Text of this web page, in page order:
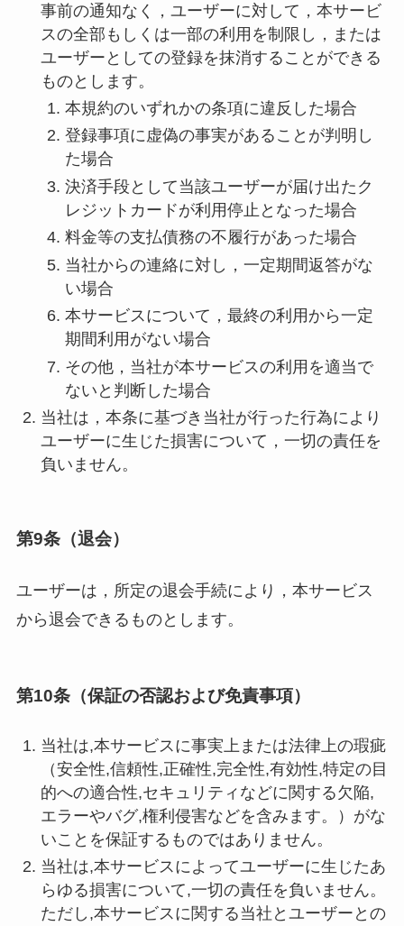
事前の通知なく，ユーザーに対して，本サービ
スの全部もしくは一部の利用を制限し，または
ユーザーとしての登録を抹消することができる
ものとします。
本規約のいずれかの条項に違反した場合
登録事項に虚偽の事実があることが判明し
た場合
決済手段として当該ユーザーが届け出たク
レジットカードが利用停止となった場合
料金等の支払債務の不履行があった場合
当社からの連絡に対し，一定期間返答がな
い場合
本サービスについて，最終の利用から一定
期間利用がない場合
その他，当社が本サービスの利用を適当で
ないと判断した場合
当社は，本条に基づき当社が行った行為により
ユーザーに生じた損害について，一切の責任を
負いません。
第9条（退会）
ユーザーは，所定の退会手続により，本サービス
から退会できるものとします。
第10条（保証の否認および免責事項）
当社は,本サービスに事実上または法律上の瑕疵
（安全性,信頼性,正確性,完全性,有効性,特定の目
的への適合性,セキュリティなどに関する欠陥,
エラーやバグ,権利侵害などを含みます。）がな
いことを保証するものではありません。
当社は,本サービスによってユーザーに生じたあ
らゆる損害について,一切の責任を負いません。
ただし,本サービスに関する当社とユーザーとの